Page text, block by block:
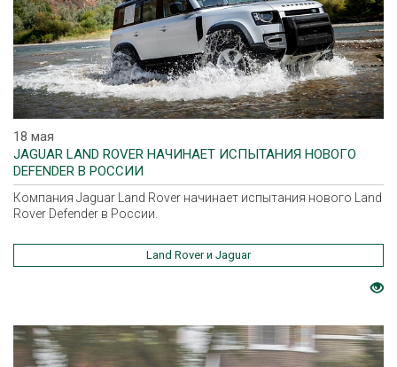
18 мая
JAGUAR LAND ROVER НАЧИНАЕТ ИСПЫТАНИЯ НОВОГО
DEFENDER В РОССИИ
Компания Jaguar Land Rover начинает испытания нового Land
Rover Defender в России.
Land Rover и Jaguar